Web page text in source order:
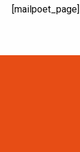
[mailpoet_page]